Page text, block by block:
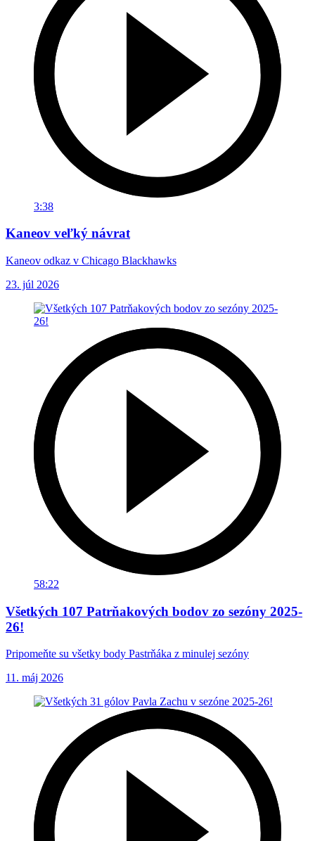
3:38
Kaneov veľký návrat
Kaneov odkaz v Chicago Blackhawks
23. júl 2026
58:22
Všetkých 107 Patrňakových bodov zo sezóny 2025-
26!
Pripomeňte su všetky body Pastrňáka z minulej sezóny
11. máj 2026